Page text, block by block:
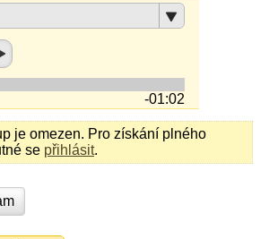
-01:02
je omezen. Pro získání plného
se přihlásit.